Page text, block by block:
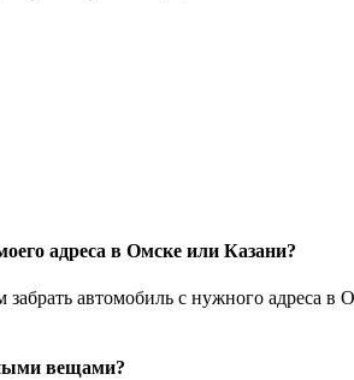
адреса в Омске или Казани?
автомобиль с нужного адреса в
вещами?